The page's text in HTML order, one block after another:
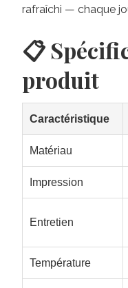
rafraîchi — chaque
📋
produit
Caractéristique
Matériau
Impression
Entretien
Température